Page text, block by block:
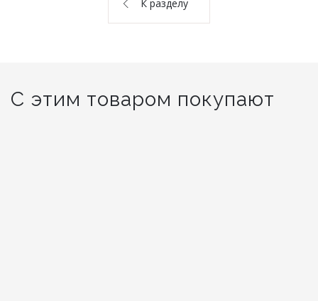
К разделу
С этим товаром покупают